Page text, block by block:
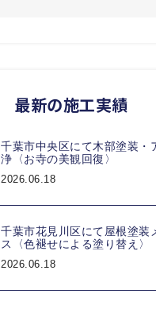
最新の施工実績
千葉市中央区にて木部塗装・
浄〈お寺の美観回復〉
2026.06.18
千葉市花見川区にて屋根塗装
ス〈色褪せによる塗り替え〉
2026.06.18